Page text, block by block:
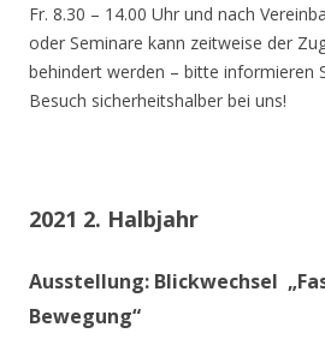
Fr. 8.30 – 14.00 Uhr und nach
oder Seminare kann zeitweise der
behindert werden – bitte informieren
Besuch sicherheitshalber bei uns!
2021 2. Halbjahr
Ausstellung: Blickwechsel
Bewegung“